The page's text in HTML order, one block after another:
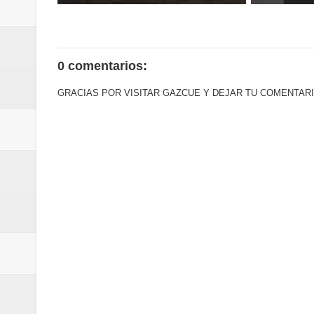
0 comentarios:
GRACIAS POR VISITAR GAZCUE Y DEJAR TU